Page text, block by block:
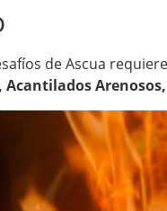
de Ascua